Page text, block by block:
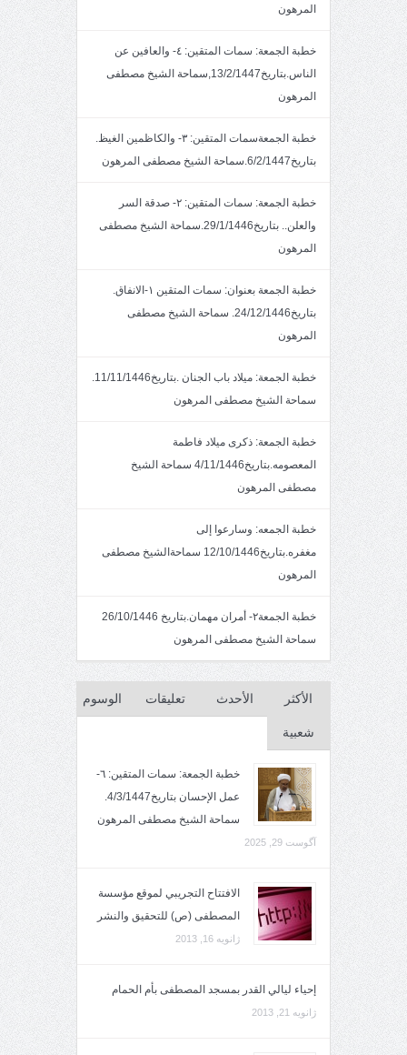
المرهون
خطبة الجمعة: سمات المتقين: ٤- والعافين عن
الناس.بتاريخ13/2/1447,سماحة الشيخ مصطفى
المرهون
خطبة الجمعةسمات المتقين: ٣- والكاظمين الغيظ.
بتاريخ6/2/1447.سماحة الشيخ مصطفى المرهون
خطبة الجمعة: سمات المتقين: ٢- صدقة السر
والعلن.. بتاريخ29/1/1446.سماحة الشيخ مصطفى
المرهون
خطبة الجمعة بعنوان: سمات المتقين ١-الانفاق.
بتاريخ24/12/1446. سماحة الشيخ مصطفى
المرهون
خطبة الجمعة: ميلاد باب الجنان .بتاريخ11/11/1446.
سماحة الشيخ مصطفى المرهون
خطبة الجمعة: ذكرى ميلاد فاطمة
المعصومه.بتاريخ4/11/1446 سماحة الشيخ
مصطفى المرهون
خطبة الجمعه: وسارعوا إلى
مغفره.بتاريخ12/10/1446 سماحةالشيخ مصطفى
المرهون
خطبة الجمعة٢- أمران مهمان.بتاريخ 26/10/1446
سماحة الشيخ مصطفى المرهون
الأكثر
شعبية
الأحدث تعليقات الوسوم
خطبة الجمعة: سمات المتقين: ٦-
عمل الإحسان بتاريخ4/3/1447.
سماحة الشيخ مصطفى المرهون
آگوست 29, 2025
الافتتاح التجريبي لموقع مؤسسة
المصطفى (ص) للتحقيق والنشر
ژانویه 16, 2013
إحياء ليالي القدر بمسجد المصطفى بأم الحمام
ژانویه 21, 2013